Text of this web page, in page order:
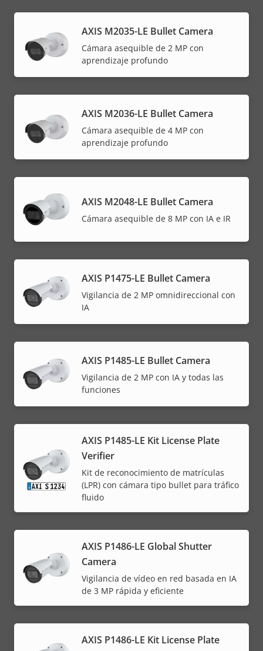
AXIS M2035-LE Bullet Camera
Cámara asequible de 2 MP con
aprendizaje profundo
AXIS M2036-LE Bullet Camera
Cámara asequible de 4 MP con
aprendizaje profundo
AXIS M2048-LE Bullet Camera
Cámara asequible de 8 MP con IA e IR
AXIS P1475-LE Bullet Camera
Vigilancia de 2 MP omnidireccional con
IA
AXIS P1485-LE Bullet Camera
Vigilancia de 2 MP con IA y todas las
funciones
AXIS P1485-LE Kit License Plate
Verifier
Kit de reconocimiento de matrículas
(LPR) con cámara tipo bullet para tráfico
fluido
AXIS P1486-LE Global Shutter
Camera
Vigilancia de vídeo en red basada en IA
de 3 MP rápida y eficiente
AXIS P1486-LE Kit License Plate